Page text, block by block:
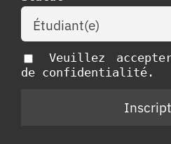
Veuillez
de confidentialité.